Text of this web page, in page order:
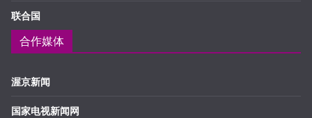
联合国
合作媒体
渥京新闻
国家电视新闻网